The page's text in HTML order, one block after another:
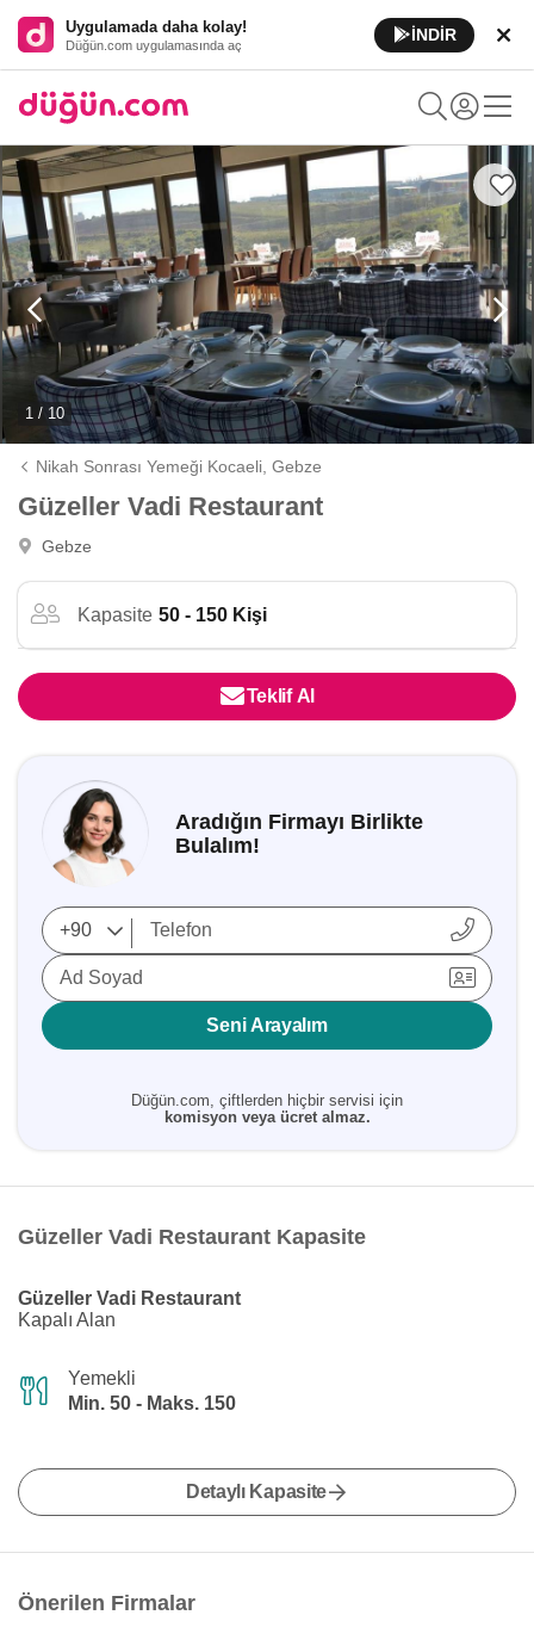
Uygulamada daha kolay!
Düğün.com uygulamasında aç
İNDİR
1 / 10
Nikah Sonrası Yemeği Kocaeli,Gebze
Güzeller Vadi Restaurant
Gebze
Kapasite 50 - 150 Kişi
Teklif Al
Aradığın Firmayı Birlikte
Bulalım!
Ad Soyad
Seni Arayalım
Düğün.com, çiftlerden hiçbir servisi için
komisyon veya ücret almaz.
Güzeller Vadi Restaurant Kapasite
Güzeller Vadi Restaurant
Kapalı Alan
Yemekli
Min. 50 - Maks. 150
Detaylı Kapasite
Önerilen Firmalar